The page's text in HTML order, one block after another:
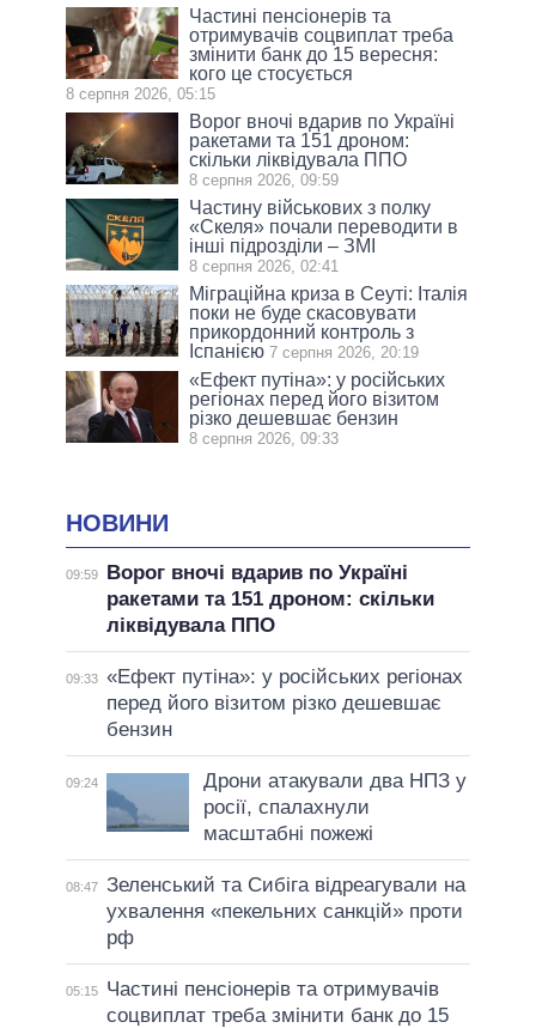
Частині пенсіонерів та
отримувачів соцвиплат треба
змінити банк до 15 вересня:
кого це стосується
8 серпня 2026, 05:15
Ворог вночі вдарив по Україні
ракетами та 151 дроном:
скільки ліквідувала ППО
8 серпня 2026, 09:59
Частину військових з полку
«Скеля» почали переводити в
інші підрозділи – ЗМІ
8 серпня 2026, 02:41
Міграційна криза в Сеуті: Італія
поки не буде скасовувати
прикордонний контроль з
Іспанією 7 серпня 2026, 20:19
«Ефект путіна»: у російських
регіонах перед його візитом
різко дешевшає бензин
8 серпня 2026, 09:33
НОВИНИ
09:59
Ворог вночі вдарив по Україні
ракетами та 151 дроном: скільки
ліквідувала ППО
09:33 «Ефект путіна»: у російських регіонах
перед його візитом різко дешевшає
бензин
09:24
Дрони атакували два НПЗ у
росії, спалахнули
масштабні пожежі
08:47 Зеленський та Сибіга відреагували на
ухвалення «пекельних санкцій» проти
рф
05:15
Частині пенсіонерів та отримувачів
соцвиплат треба змінити банк до 15